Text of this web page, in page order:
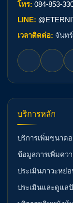
โทร: 084-853-
LINE:
เวลาติดต่อ: จันทร์
บริการหลัก
บริการเพิ่มขนาด
ข้อมูลการเพิ่มคว
ประเมินภาวะหย่
ประเมินและดูแล